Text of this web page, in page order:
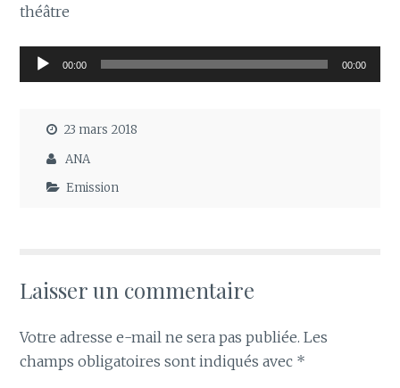
théâtre
Lecteur
audio
00:00 00:00
23 mars 2018
ANA
Emission
Laisser un commentaire
Votre adresse e-mail ne sera pas publiée. Les
champs obligatoires sont indiqués avec *